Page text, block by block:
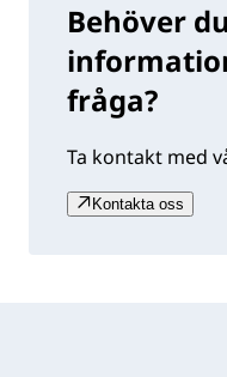
Behöver
fråga?
Ta kontakt med
Kontakta oss